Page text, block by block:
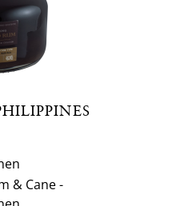
& Cane -